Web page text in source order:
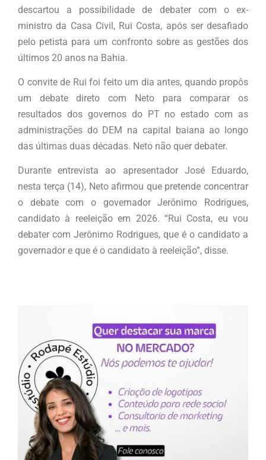
descartou a possibilidade de debater com o ex-
ministro da Casa Civil, Rui Costa, após ser desafiado
pelo petista para um confronto sobre as gestões dos
últimos 20 anos na Bahia.
O convite de Rui foi feito um dia antes, quando propôs
um debate direto com Neto para comparar os
resultados dos governos do PT no estado com as
administrações do DEM na capital baiana ao longo
das últimas duas décadas. Neto não quer debater.
Durante entrevista ao apresentador José Eduardo,
nesta terça (14), Neto afirmou que pretende concentrar
o debate com o governador Jerônimo Rodrigues,
candidato à reeleição em 2026. “Rui Costa, eu vou
debater com Jerônimo Rodrigues, que é o candidato a
governador e que é o candidato à reeleição”, disse.